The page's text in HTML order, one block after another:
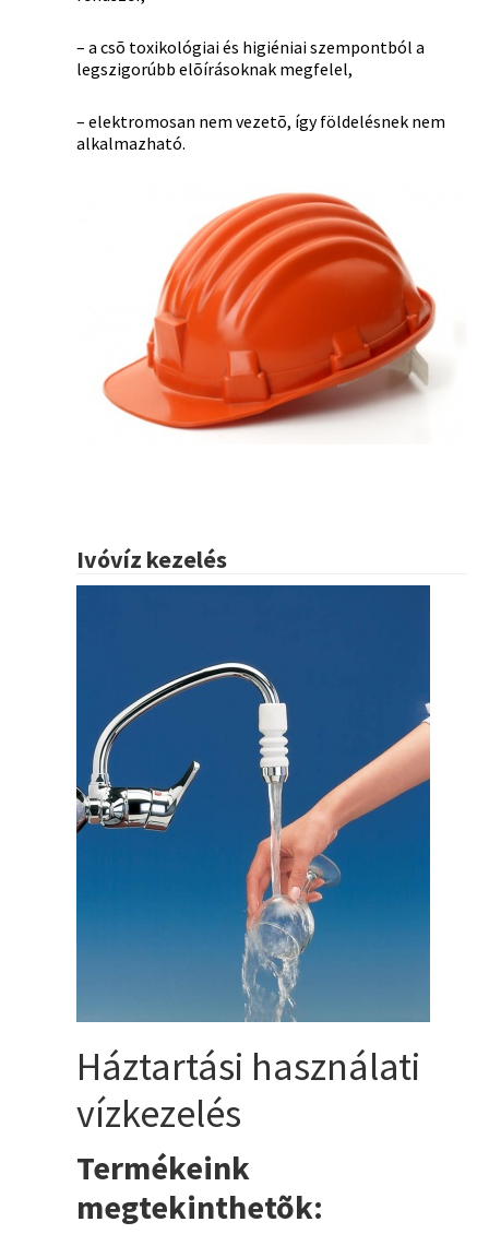
– a csõ toxikológiai és higiéniai szempontból a
legszigorúbb elõírásoknak megfelel,
– elektromosan nem vezetõ, így földelésnek nem
alkalmazható.
Ivóvíz kezelés
Háztartási használati
vízkezelés
Termékeink
megtekinthetõk: